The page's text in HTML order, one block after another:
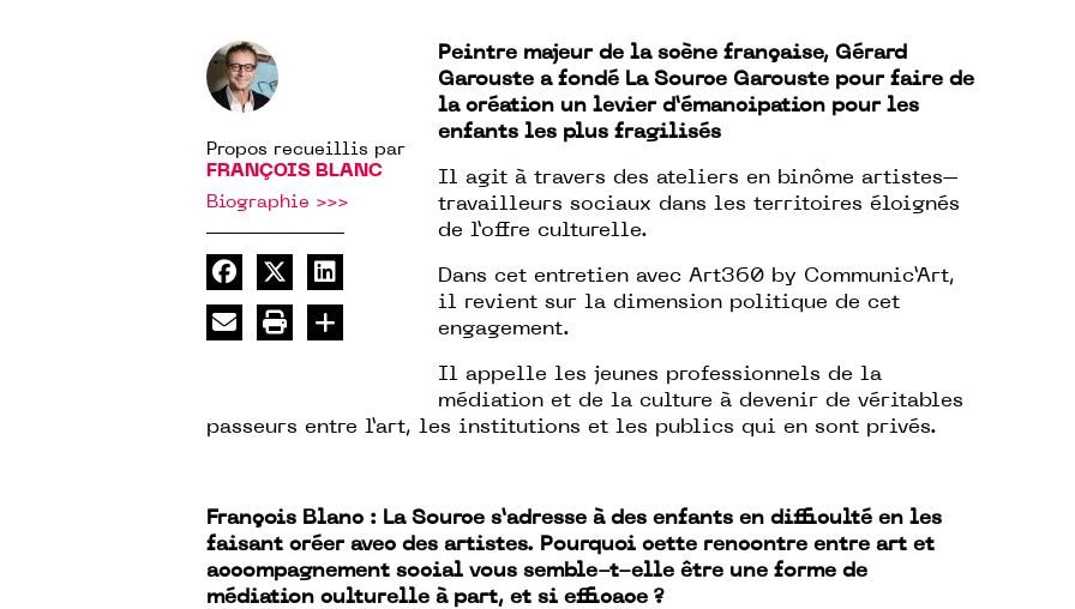
Propos recueillis par
FRANÇOIS BLANC
Biographie >>>
Peintre majeur de la scène française, Gérard
Garouste a fondé La Source Garouste pour faire de
la création un levier d’émancipation pour les
enfants les plus fragilisés
Il agit à travers des ateliers en binôme artistes–
travailleurs sociaux dans les territoires éloignés
de l’offre culturelle.
Dans cet entretien avec Art360 by Communic’Art,
il revient sur la dimension politique de cet
engagement.
Il appelle les jeunes professionnels de la
médiation et de la culture à devenir de véritables
passeurs entre l’art, les institutions et les publics qui en sont privés.
François Blanc : La Source s’adresse à des enfants en difficulté en les
faisant créer avec des artistes. Pourquoi cette rencontre entre art et
accompagnement social vous semble-t-elle être une forme de
médiation culturelle à part, et si efficace ?